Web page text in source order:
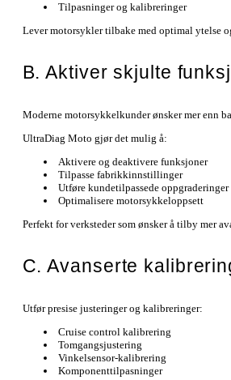
Tilpasninger og kalibreringer
Lever motorsykler tilbake med optimal ytelse
B. Aktiver skjulte
Moderne motorsykkelkunder ønsker mer enn
UltraDiag Moto gjør det mulig å:
Aktivere og deaktivere funksjoner
Tilpasse fabrikkinnstillinger
Utføre kundetilpassede oppgraderinger
Optimalisere motorsykkeloppsett
Perfekt for verksteder som ønsker å tilby mer
C. Avanserte
Utfør presise justeringer og kalibreringer:
Cruise control kalibrering
Tomgangsjustering
Vinkelsensor-kalibrering
Komponenttilpasninger